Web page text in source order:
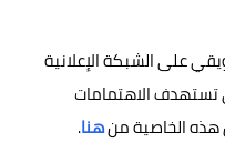
على الشبكة الإعلانية
تستهدف الاهتمامات
هذه الخاصية منهنا.